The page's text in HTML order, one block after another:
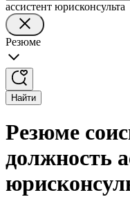
ассистент юрисконсульта
Резюме
Найти
Резюме
должность